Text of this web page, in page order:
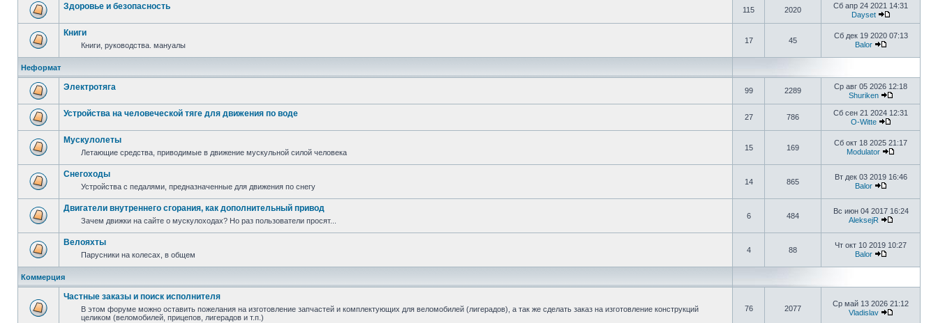
Здоровье и безопасность 115 2020
Сб апр 24 2021 14:31
Dayset
Книги
Книги, руководства. мануалы
17 45
Сб дек 19 2020 07:13
Balor
Неформат
Электротяга 99 2289
Ср авг 05 2026 12:18
Shuriken
Устройства на человеческой тяге для движения по воде 27 786
Сб сен 21 2024 12:31
O-Witte
Мускулолеты
Летающие средства, приводимые в движение мускульной силой человека
15 169
Сб окт 18 2025 21:17
Modulator
Снегоходы
Устройства с педалями, предназначенные для движения по снегу
14 865
Вт дек 03 2019 16:46
Balor
Двигатели внутреннего сгорания, как дополнительный привод
Зачем движки на сайте о мускулоходах? Но раз пользователи просят...
6 484
Вс июн 04 2017 16:24
AleksejR
Велояхты
Парусники на колесах, в общем
4 88
Чт окт 10 2019 10:27
Balor
Коммерция
Частные заказы и поиск исполнителя
В этом форуме можно оставить пожелания на изготовление запчастей и комплектующих для веломобилей (лигерадов), а так же сделать заказ на изготовление конструкций
целиком (веломобилей, прицепов, лигерадов и т.п.)
76 2077
Ср май 13 2026 21:12
Vladislav